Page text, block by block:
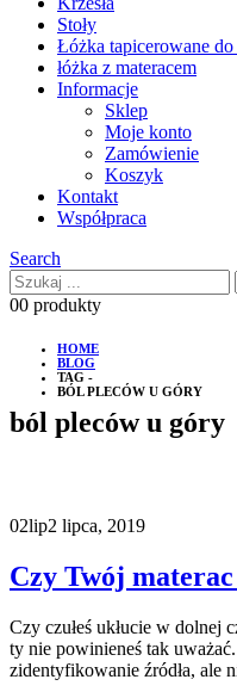
Stoły
Łóżka tapicerowane
łóżka z materacem
Informacje
Sklep
Moje konto
Zamówienie
Koszyk
Kontakt
Współpraca
Search
00 produkty
HOME
BLOG
TAG -
BÓL PLECÓW U GÓRY
ból pleców u góry
02lip2 lipca, 2019
Czy Twój
Czy czułeś ukłucie w dolnej
ty nie powinieneś tak
zidentyfikowanie źródła, ale